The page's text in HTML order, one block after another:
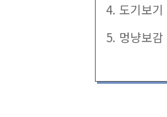
4. 도기보
5. 멍냥보